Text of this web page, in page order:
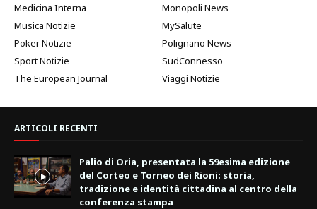
Medicina Interna
Monopoli News
Musica Notizie
MySalute
Poker Notizie
Polignano News
Sport Notizie
SudConnesso
The European Journal
Viaggi Notizie
ARTICOLI RECENTI
Palio di Oria, presentata la 59esima edizione
del Corteo e Torneo dei Rioni: storia,
tradizione e identità cittadina al centro della
conferenza stampa